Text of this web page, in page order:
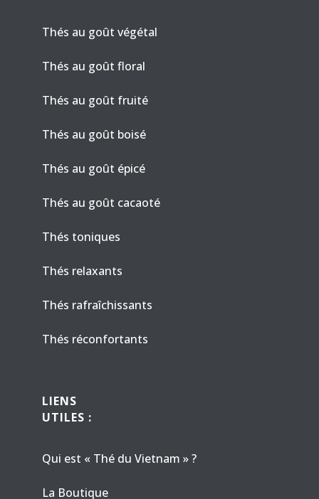
Thés au goût végétal
Thés au goût floral
Thés au goût fruité
Thés au goût boisé
Thés au goût épicé
Thés au goût cacaoté
Thés toniques
Thés relaxants
Thés rafraîchissants
Thés réconfortants
LIENS
UTILES :
Qui est « Thé du Vietnam » ?
La Boutique